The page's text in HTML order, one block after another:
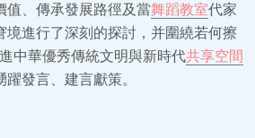
值、傳承發展路徑及當舞蹈教室代家
境進行了深刻的探討，并圍繞若何擦
中華優秀傳統文明與新時代共享空間
發言、建言獻策。